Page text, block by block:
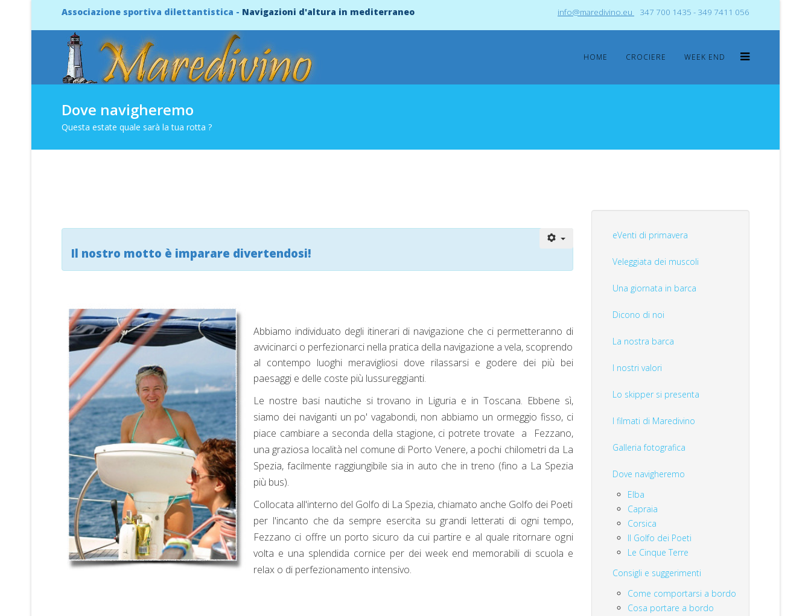
Associazione sportiva dilettantistica - Navigazioni d'altura in mediterraneo info@maredivino.eu 347 700 1435 - 349 7411 056
HOME CROCIERE WEEK END
Dove navigheremo
Questa estate quale sarà la tua rotta ?
Il nostro motto è imparare divertendosi!
Abbiamo individuato degli itinerari di navigazione che ci permetteranno di
avvicinarci o perfezionarci nella pratica della navigazione a vela, scoprendo
al contempo luoghi meravigliosi dove rilassarsi e godere dei più bei
paesaggi e delle coste più lussureggianti.
Le nostre basi nautiche si trovano in Liguria e in Toscana. Ebbene sì,
siamo dei naviganti un po' vagabondi, non abbiamo un ormeggio fisso, ci
piace cambiare a seconda della stagione, ci potrete trovate a Fezzano,
una graziosa località nel comune di Porto Venere, a pochi chilometri da La
Spezia, facilmente raggiungibile sia in auto che in treno (fino a La Spezia
più bus).
Collocata all'interno del Golfo di La Spezia, chiamato anche Golfo dei Poeti
per l'incanto che da sempre esercita su grandi letterati di ogni tempo,
Fezzano ci offre un porto sicuro da cui partire e al quale ritornare ogni
volta e una splendida cornice per dei week end memorabili di scuola e
relax o di perfezionamento intensivo.
eVenti di primavera
Veleggiata dei muscoli
Una giornata in barca
Dicono di noi
La nostra barca
I nostri valori
Lo skipper si presenta
I filmati di Maredivino
Galleria fotografica
Dove navigheremo
Elba
Capraia
Corsica
Il Golfo dei Poeti
Le Cinque Terre
Consigli e suggerimenti
Come comportarsi a bordo
Cosa portare a bordo